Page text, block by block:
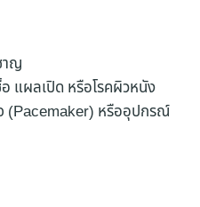
าญ
แผลเปิด หรือโรคผิวหนัง
(Pacemaker) หรืออุปกรณ์